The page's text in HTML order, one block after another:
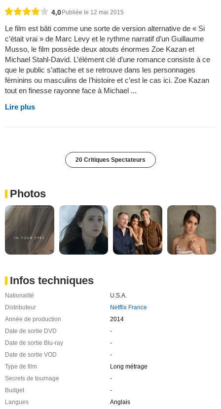
4,0 Publiée le 12 mai 2015
Le film est bâti comme une sorte de version alternative de « Si
c’était vrai » de Marc Levy et le rythme narratif d’un Guillaume
Musso, le film possède deux atouts énormes Zoe Kazan et
Michael Stahl-David. L’élément clé d’une romance consiste à ce
que le public s’attache et se retrouve dans les personnages
féminins ou masculins de l’histoire et c’est le cas ici. Zoe Kazan
tout en finesse rayonne face à Michael ...
Lire plus
20 Critiques Spectateurs
Photos
Infos techniques
Nationalité
U.S.A.
Distributeur
Netflix France
Année de production
2014
Date de sortie DVD
-
Date de sortie Blu-ray
-
Date de sortie VOD
-
Type de film
Long métrage
Secrets de tournage
-
Budget
-
Langues
Anglais